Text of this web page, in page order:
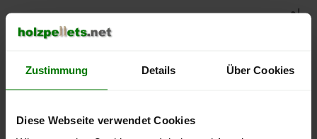
Zustimmung Details Über Cookies
Diese Webseite verwendet Cookies
350 €